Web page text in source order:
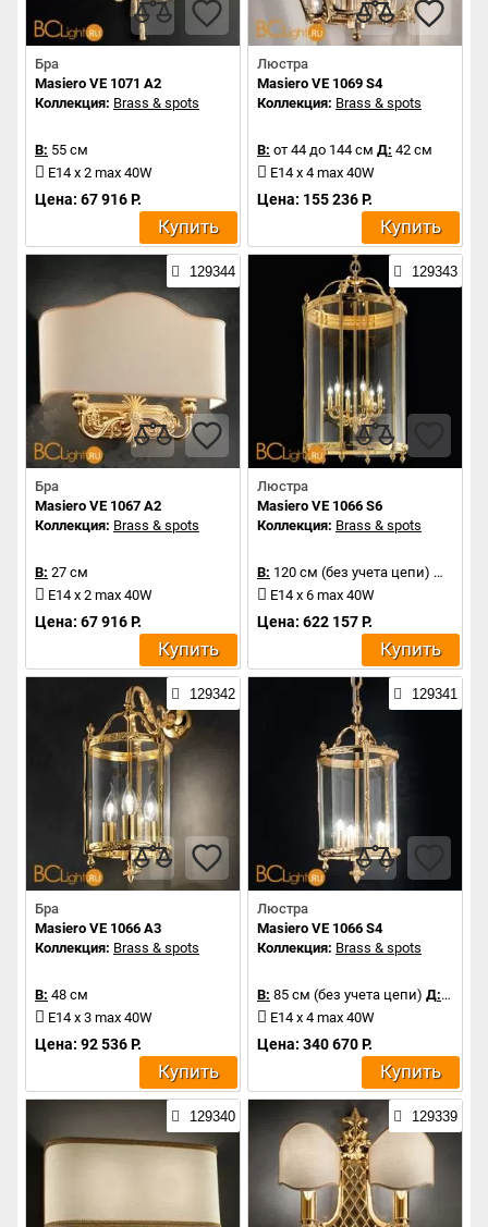
Бра
Masiero VE 1071 A2
Коллекция: Brass & spots
В: 55 см
E14 x 2 max 40W
Цена: 67 916 Р.
Купить
Люстра
Masiero VE 1069 S4
Коллекция: Brass & spots
В: от 44 до 144 см Д: 42 см
E14 x 4 max 40W
Цена: 155 236 Р.
Купить
129344
Бра
Masiero VE 1067 A2
Коллекция: Brass & spots
В: 27 см
E14 x 2 max 40W
Цена: 67 916 Р.
Купить
129343
Люстра
Masiero VE 1066 S6
Коллекция: Brass & spots
В: 120 см (без учета цепи) Д:
E14 x 6 max 40W
Цена: 622 157 Р.
Купить
129342
Бра
Masiero VE 1066 A3
Коллекция: Brass & spots
В: 48 см
E14 x 3 max 40W
Цена: 92 536 Р.
Купить
129341
Люстра
Masiero VE 1066 S4
Коллекция: Brass & spots
В: 85 см (без учета цепи) Д:44 см
E14 x 4 max 40W
Цена: 340 670 Р.
Купить
129340 129339